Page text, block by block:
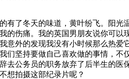
有了冬天的味道，黄叶纷飞。阳
的伤痛。我的英国男朋友说你可以
意外的发现我没有小时候那么热
们坚持要做自己喜欢做的事情，不
去公务员的职务放弃了后半生的
想拍摄这部纪录片呢？